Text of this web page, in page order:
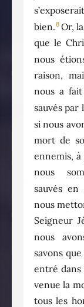
bien.8 Or,
que le
nous
raison,
nous a
sauvés par
si nous
mort de
ennemis,
nous
sauvés
nous
Seigneur
nous
savons
entré dans
venue la
tous les